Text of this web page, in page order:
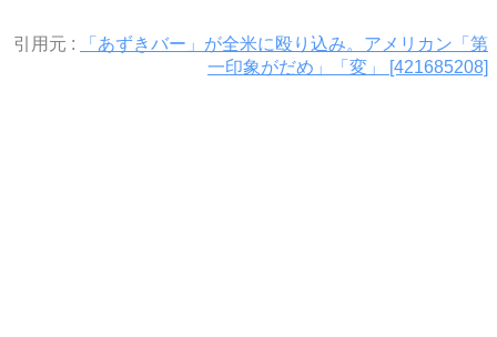
引用元 :
「あずきバー」が全米に殴り込み。アメリカン「第
一印象がだめ」「変」 [421685208]